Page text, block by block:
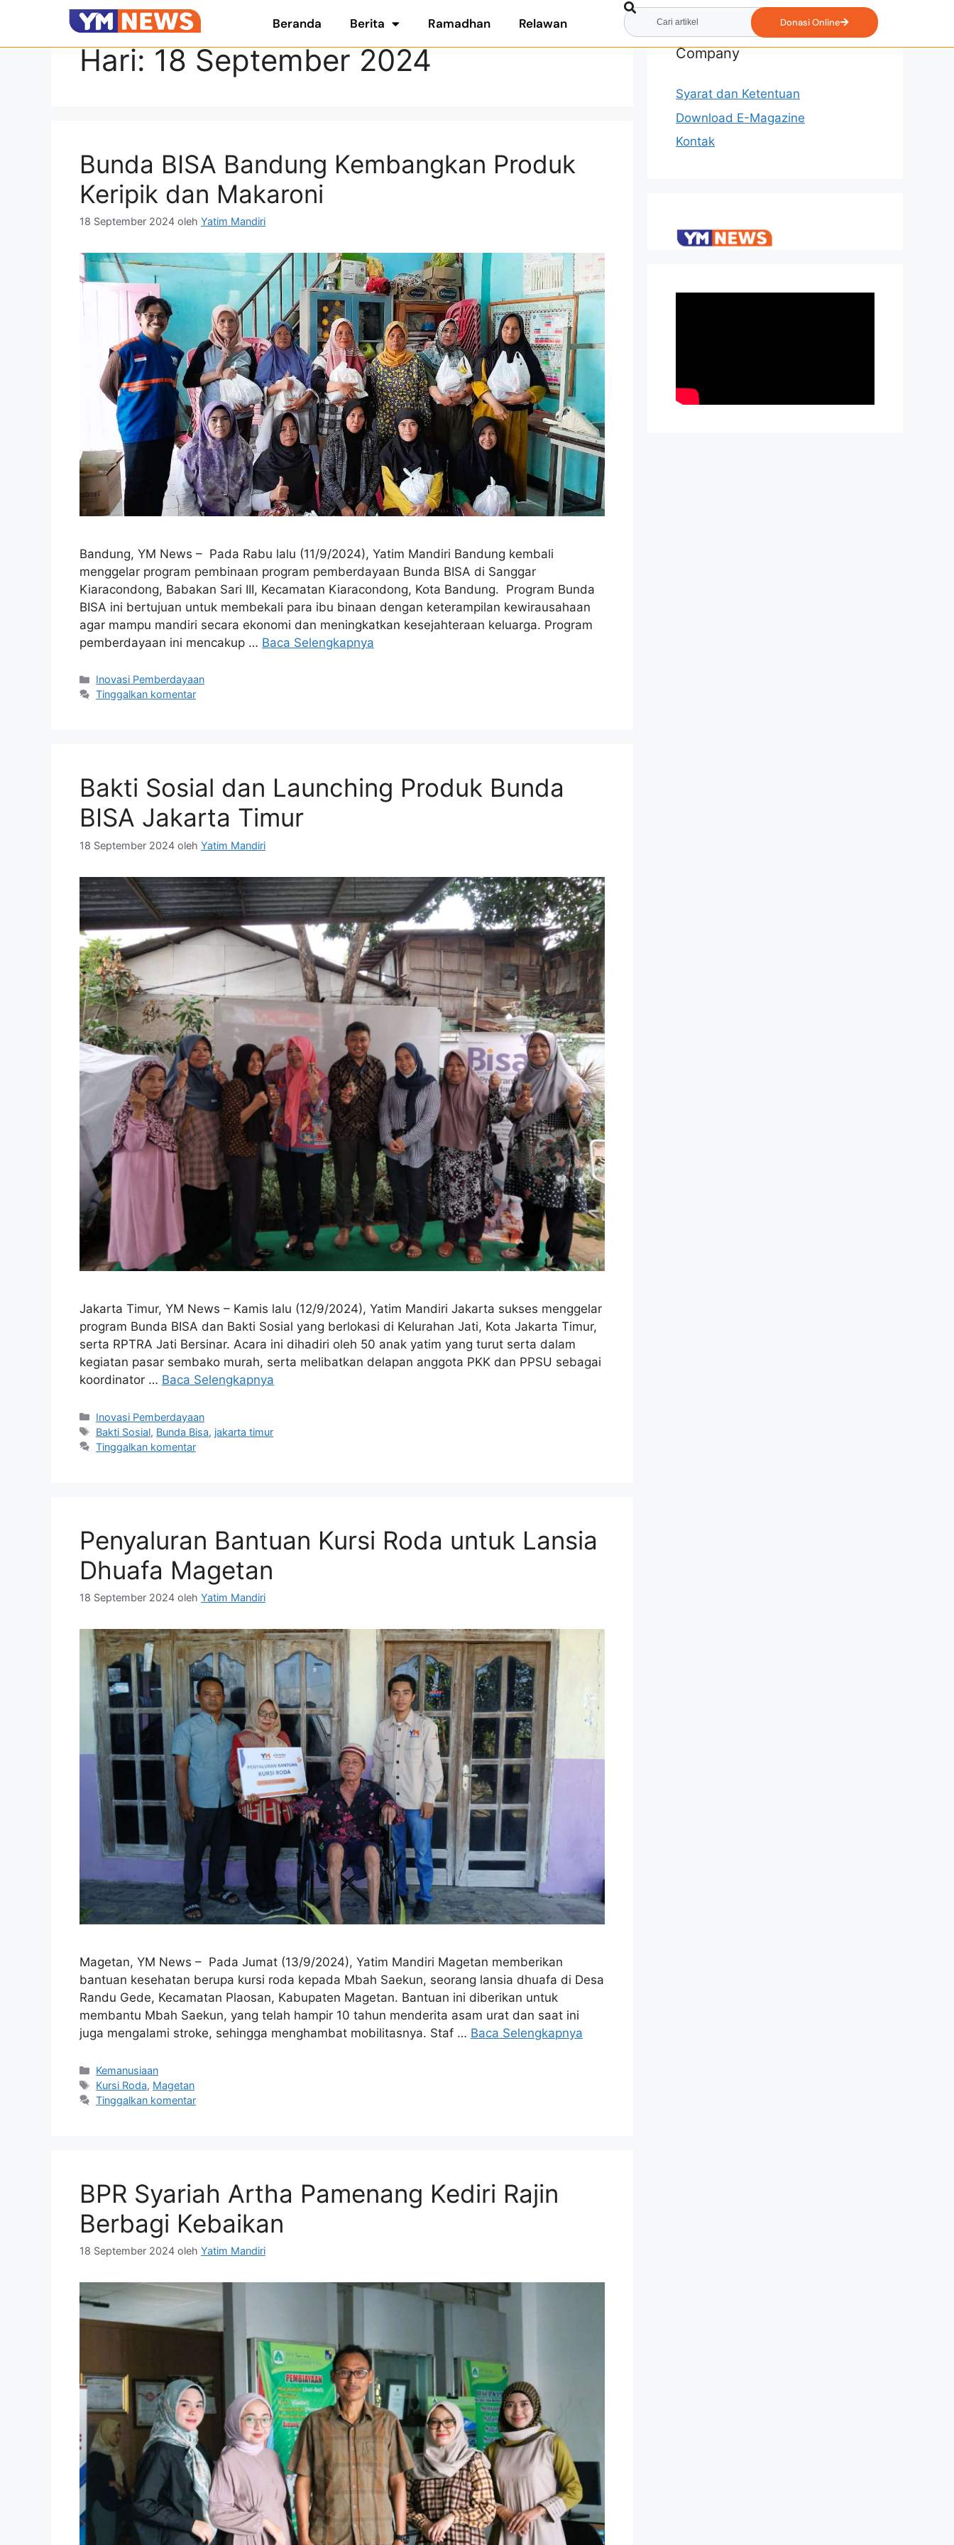
Beranda Berita Ramadhan Relawan Donasi Online
Hari:18 September 2024
Bunda BISA Bandung Kembangkan Produk
Keripik dan Makaroni
18 September 2024 oleh Yatim Mandiri
Bandung, YM News – Pada Rabu lalu (11/9/2024), Yatim Mandiri Bandung kembali
menggelar program pembinaan program pemberdayaan Bunda BISA di Sanggar
Kiaracondong, Babakan Sari III, Kecamatan Kiaracondong, Kota Bandung. Program Bunda
BISA ini bertujuan untuk membekali para ibu binaan dengan keterampilan kewirausahaan
agar mampu mandiri secara ekonomi dan meningkatkan kesejahteraan keluarga. Program
pemberdayaan ini mencakup … Baca Selengkapnya
Inovasi Pemberdayaan
Tinggalkan komentar
Bakti Sosial dan Launching Produk Bunda
BISA Jakarta Timur
18 September 2024 oleh Yatim Mandiri
Jakarta Timur, YM News – Kamis lalu (12/9/2024), Yatim Mandiri Jakarta sukses menggelar
program Bunda BISA dan Bakti Sosial yang berlokasi di Kelurahan Jati, Kota Jakarta Timur,
serta RPTRA Jati Bersinar. Acara ini dihadiri oleh 50 anak yatim yang turut serta dalam
kegiatan pasar sembako murah, serta melibatkan delapan anggota PKK dan PPSU sebagai
koordinator … Baca Selengkapnya
Inovasi Pemberdayaan
Bakti Sosial, Bunda Bisa, jakarta timur
Tinggalkan komentar
Penyaluran Bantuan Kursi Roda untuk Lansia
Dhuafa Magetan
18 September 2024 oleh Yatim Mandiri
Magetan, YM News – Pada Jumat (13/9/2024), Yatim Mandiri Magetan memberikan
bantuan kesehatan berupa kursi roda kepada Mbah Saekun, seorang lansia dhuafa di Desa
Randu Gede, Kecamatan Plaosan, Kabupaten Magetan. Bantuan ini diberikan untuk
membantu Mbah Saekun, yang telah hampir 10 tahun menderita asam urat dan saat ini
juga mengalami stroke, sehingga menghambat mobilitasnya. Staf … Baca Selengkapnya
Kemanusiaan
Kursi Roda, Magetan
Tinggalkan komentar
BPR Syariah Artha Pamenang Kediri Rajin
Berbagi Kebaikan
18 September 2024 oleh Yatim Mandiri
Company
Syarat dan Ketentuan
Download E-Magazine
Kontak